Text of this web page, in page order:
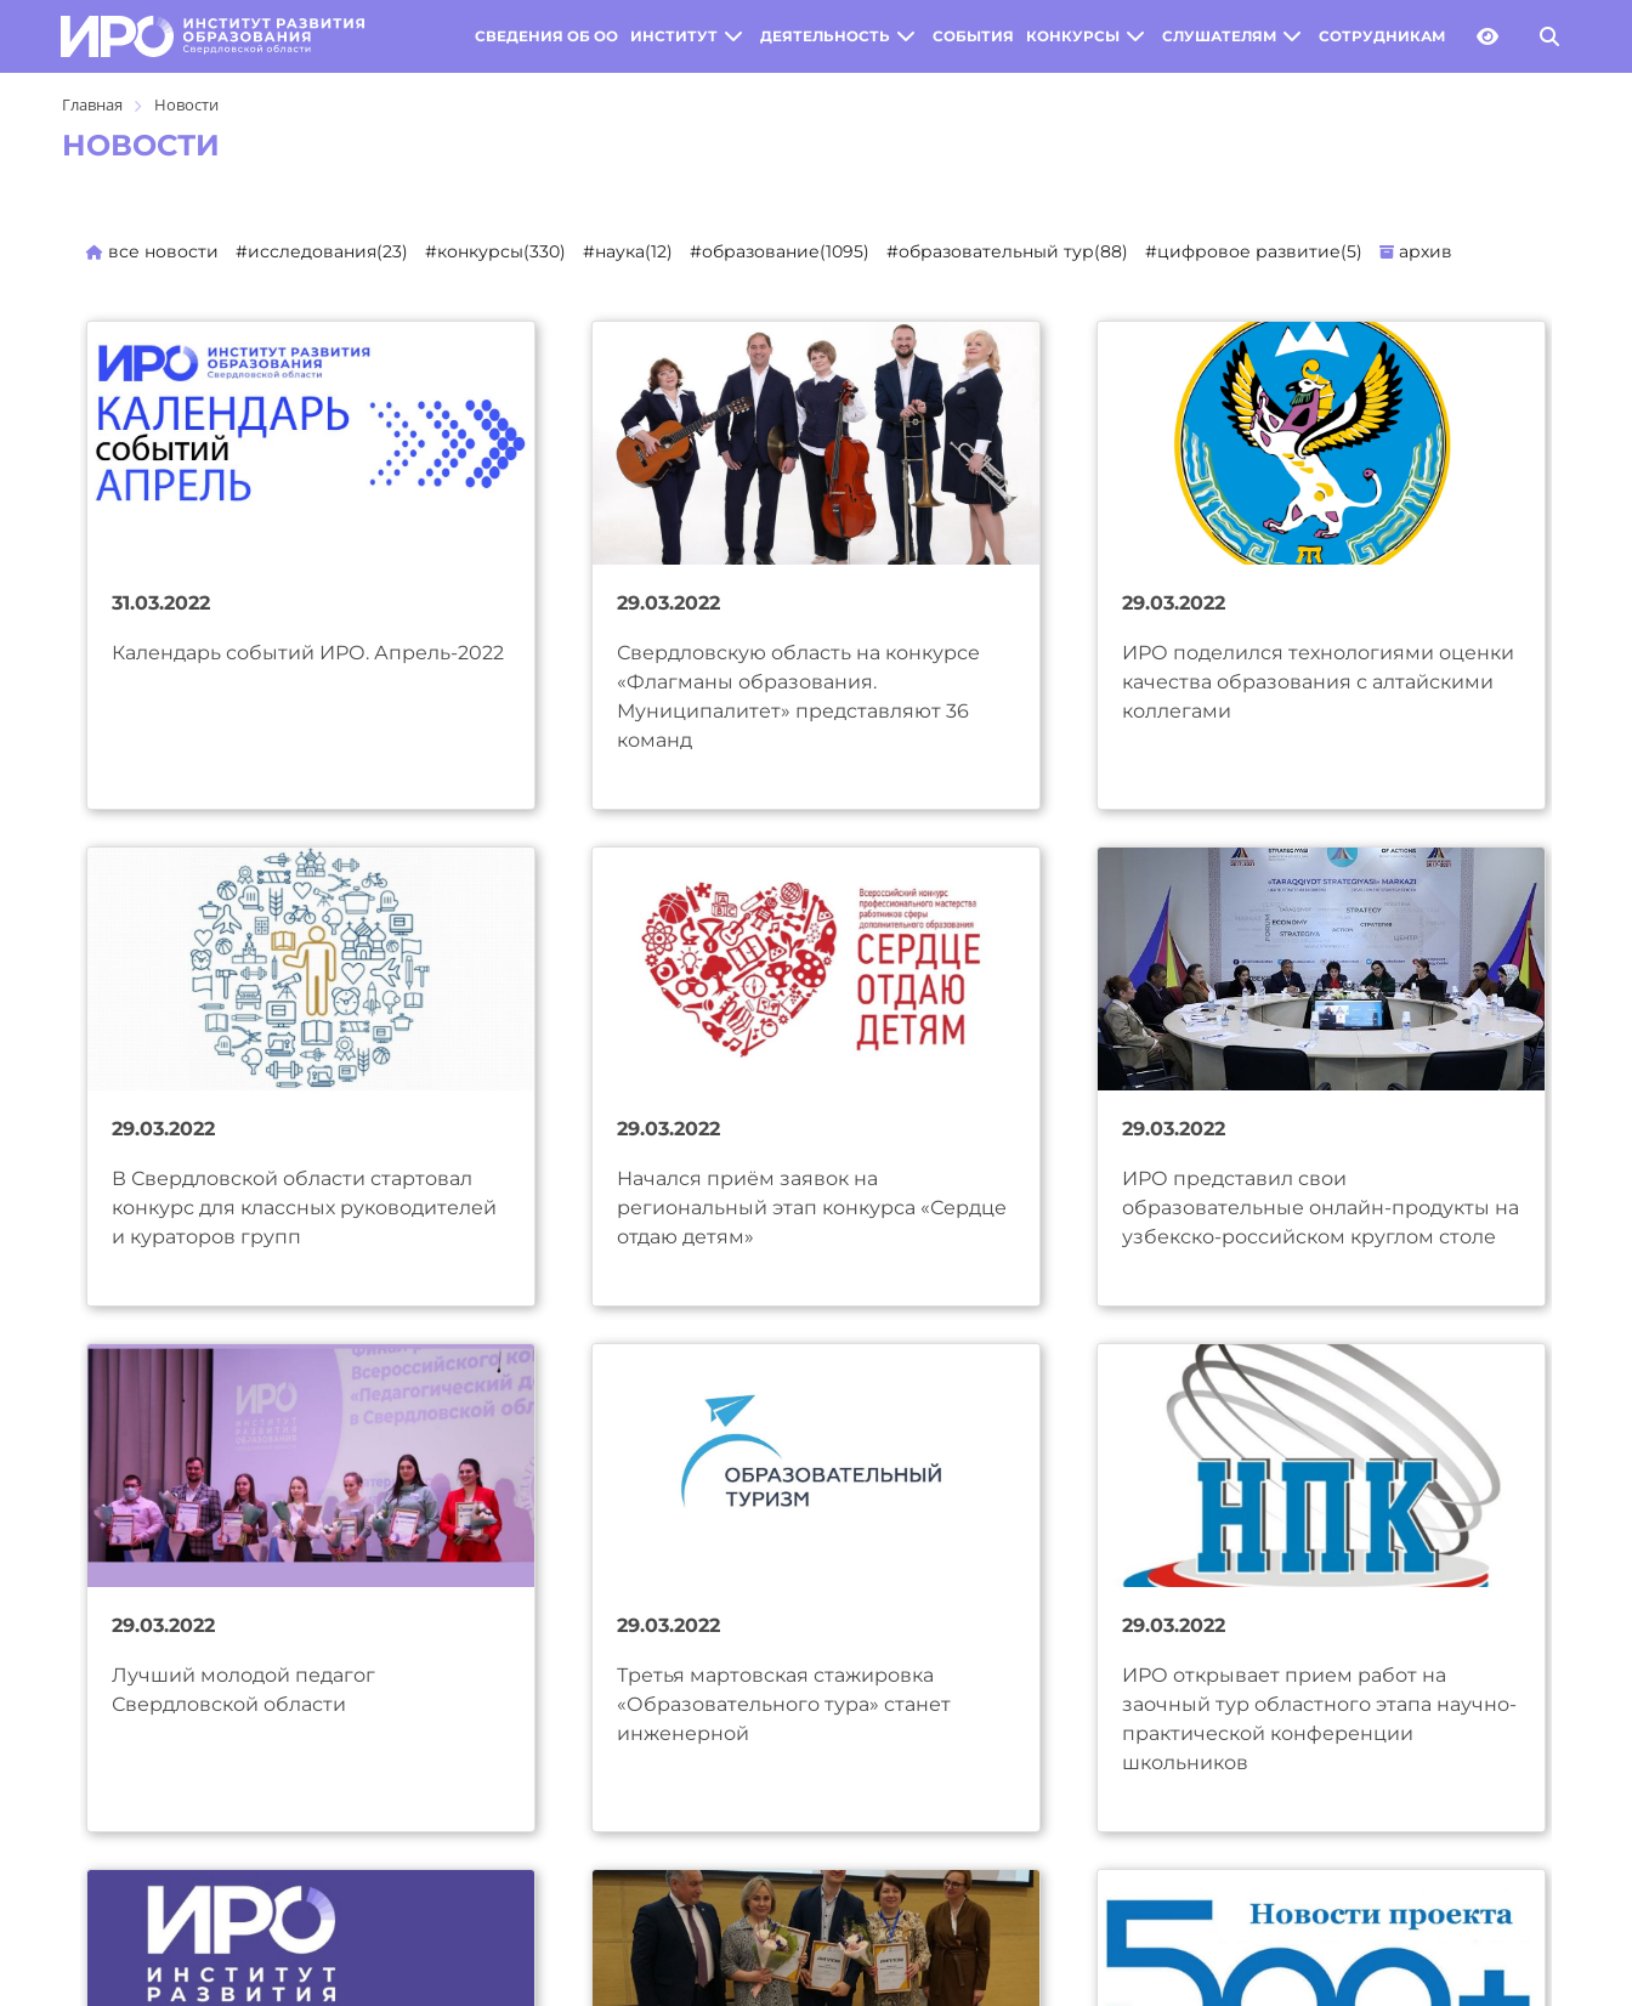
СВЕДЕНИЯ ОБ ОО ИНСТИТУТ ДЕЯТЕЛЬНОСТЬ СОБЫТИЯ КОНКУРСЫ СЛУШАТЕЛЯМ СОТРУДНИКАМ
Главная Новости
НОВОСТИ
все новости #исследования(23) #конкурсы(330) #наука(12) #образование(1095) #образовательный тур(88) #цифровое развитие(5) архив
31.03.2022
Календарь событий ИРО. Апрель-2022
29.03.2022
Свердловскую область на конкурсе
«Флагманы образования.
Муниципалитет» представляют 36
команд
29.03.2022
ИРО поделился технологиями оценки
качества образования с алтайскими
коллегами
29.03.2022
В Свердловской области стартовал
конкурс для классных руководителей
и кураторов групп
29.03.2022
Начался приём заявок на
региональный этап конкурса «Сердце
отдаю детям»
29.03.2022
ИРО представил свои
образовательные онлайн-продукты на
узбекско-российском круглом столе
29.03.2022
Лучший молодой педагог
Свердловской области
29.03.2022
Третья мартовская стажировка
«Образовательного тура» станет
инженерной
29.03.2022
ИРО открывает прием работ на
заочный тур областного этапа научно-
практической конференции
школьников